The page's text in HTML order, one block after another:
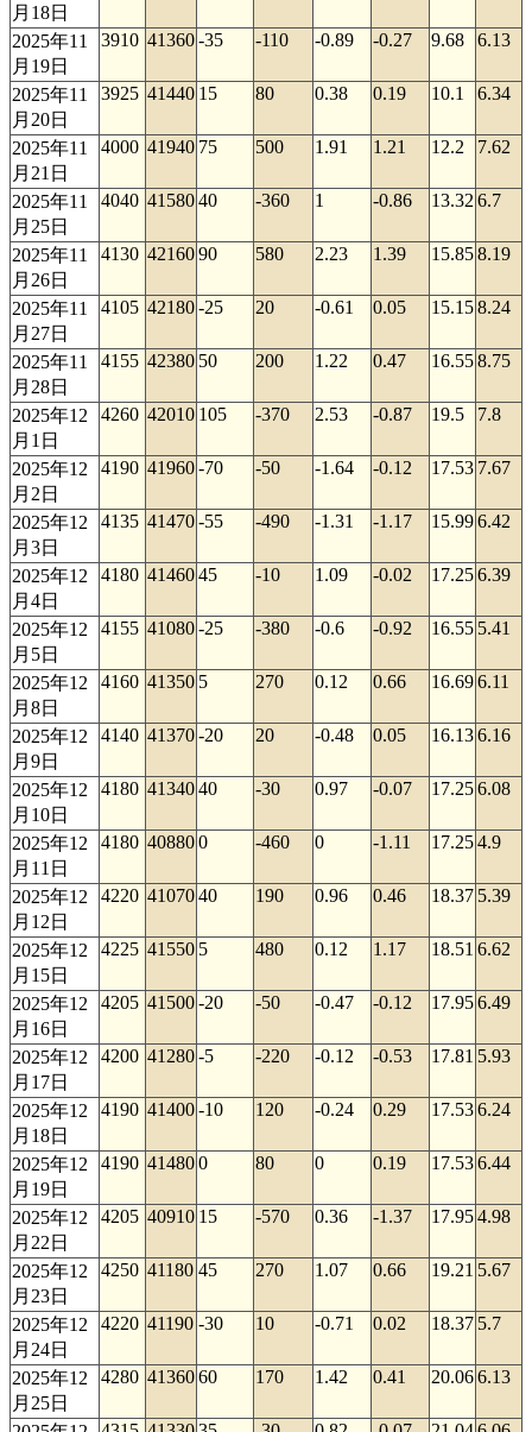
月18日
2025年11
月19日
3910 41360-35 -110 -0.89 -0.27 9.68 6.13
2025年11
月20日
3925 41440 15 80 0.38 0.19 10.1 6.34
2025年11
月21日
4000 41940 75 500 1.91 1.21 12.2 7.62
2025年11
月25日
4040 4158040 -360 1 -0.86 13.32 6.7
2025年11
月26日
4130 4216090 580 2.23 1.39 15.858.19
2025年11
月27日
4105 42180-25 20 -0.61 0.05 15.158.24
2025年11
月28日
4155 42380 50 200 1.22 0.47 16.558.75
2025年12
月1日
4260 42010 105 -370 2.53 -0.87 19.5 7.8
2025年12
月2日
4190 41960-70 -50 -1.64 -0.12 17.53 7.67
2025年12
月3日
4135 41470-55 -490 -1.31 -1.17 15.996.42
2025年12
月4日
4180 4146045 -10 1.09 -0.02 17.256.39
2025年12
月5日
4155 41080-25 -380 -0.6 -0.92 16.55 5.41
2025年12
月8日
4160 41350 5 270 0.12 0.66 16.696.11
2025年12
月9日
4140 41370-20 20 -0.48 0.05 16.136.16
2025年12
月10日
4180 4134040 -30 0.97 -0.07 17.256.08
2025年12
月11日
4180 408800 -460 0 -1.11 17.254.9
2025年12
月12日
4220 4107040 190 0.96 0.46 18.37 5.39
2025年12
月15日
4225 41550 5 480 0.12 1.17 18.51 6.62
2025年12
月16日
4205 41500-20 -50 -0.47 -0.12 17.956.49
2025年12
月17日
4200 41280-5 -220 -0.12 -0.53 17.81 5.93
2025年12
月18日
4190 41400-10 120 -0.24 0.29 17.536.24
2025年12
月19日
4190 414800 80 0 0.19 17.536.44
2025年12
月22日
4205 40910 15 -570 0.36 -1.37 17.954.98
2025年12
月23日
4250 41180 45 270 1.07 0.66 19.21 5.67
2025年12
月24日
4220 41190 -30 10 -0.71 0.02 18.37 5.7
2025年12
月25日
4280 4136060 170 1.42 0.41 20.066.13